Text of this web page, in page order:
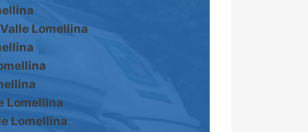
Valle Lomellina
Lomellina
Lomellina